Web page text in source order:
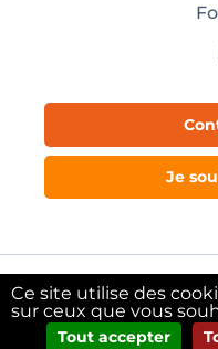
Je
@copyright
Ce site utilise des
sur ceux que vous
Tout accepter